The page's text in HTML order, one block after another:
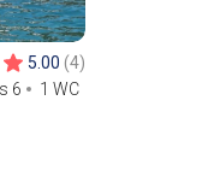
6
1 WC
5.00 (4)